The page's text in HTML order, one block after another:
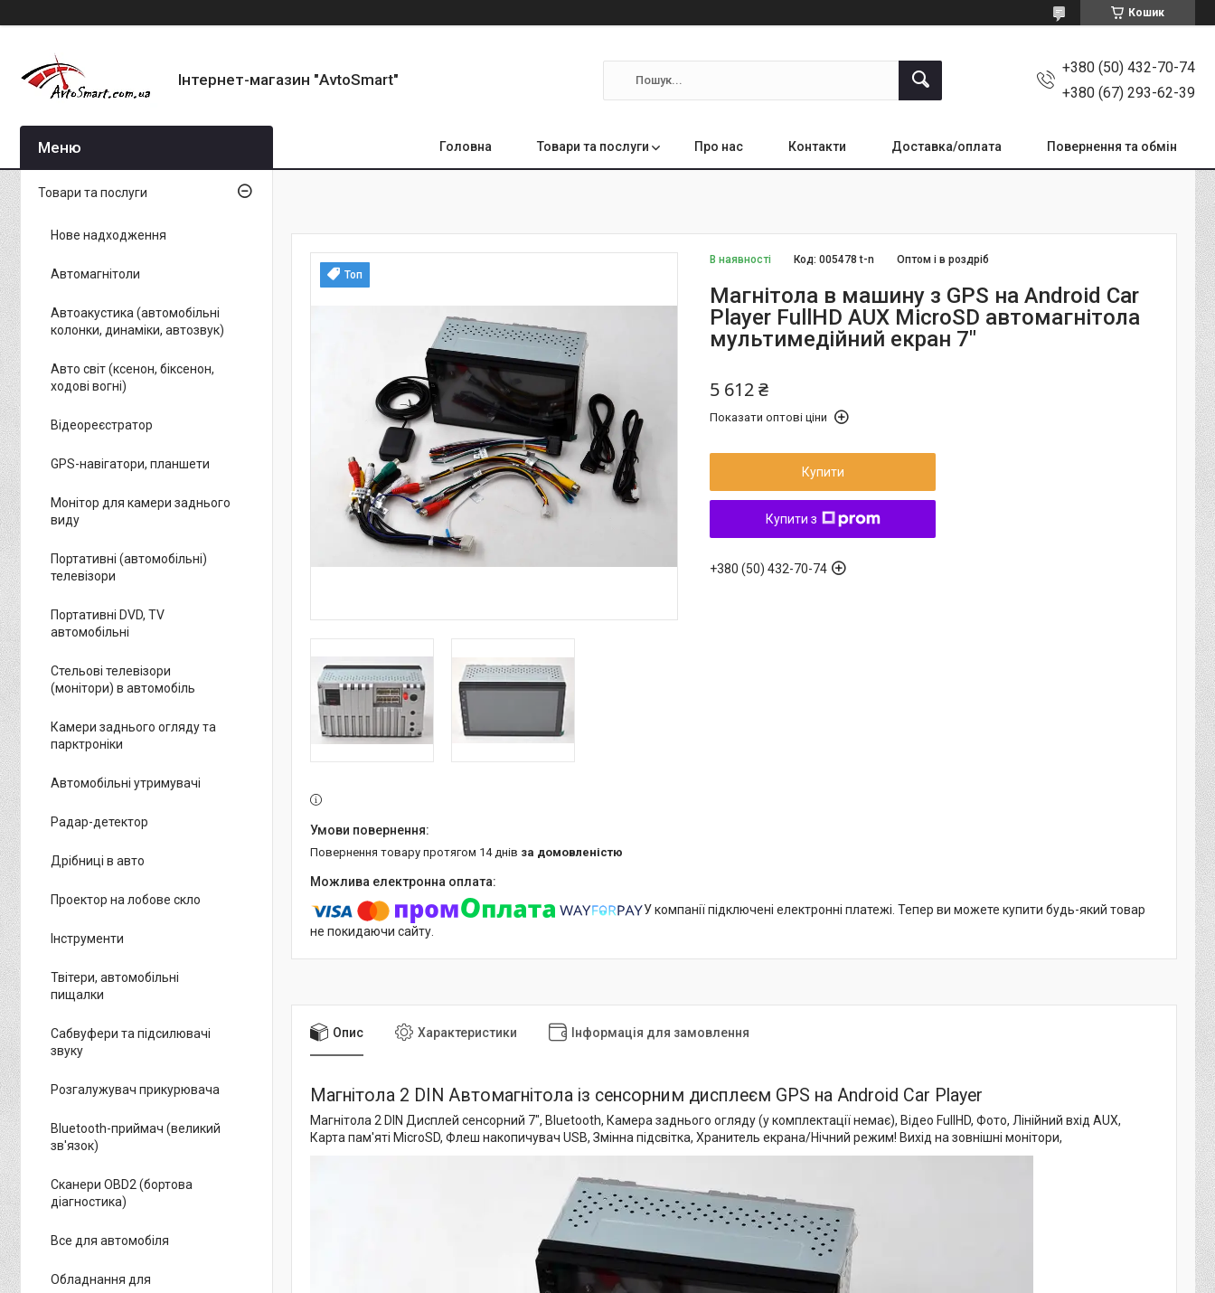
Кошик
Інтернет-магазин "AvtoSmart"
+380 (50) 432-70-74
+380 (67) 293-62-39
Головна Товари та послуги Про нас Контакти Доставка/оплата Повернення та обмін
Топ
В наявності Оптом і в роздріб
Код:005478 t-n
Магнітола в машину з GPS на Android Car
Player FullHD AUX MicroSD автомагнітола
мультимедійний екран 7"
5 612 ₴
Показати оптові ціни
Купити
Купити з
+380 (50) 432-70-74
повернення товару протягом 14 днів за домовленістю
У компанії підключені електронні платежі. Тепер ви можете купити будь-який товар
не покидаючи сайту.
Опис Характеристики Інформація для замовлення
Магнітола 2 DIN Автомагнітола із сенсорним дисплеєм GPS на Android Car Player
Магнітола 2 DIN Дисплей сенсорний 7", Bluetooth, Камера заднього огляду (у комплектації немає), Відео FullHD, Фото, Лінійний вхід AUX,
Карта пам'яті MicroSD, Флеш накопичувач USB, Змінна підсвітка, Хранитель екрана/Нічний режим! Вихід на зовнішні монітори,
Товари та послуги
Нове надходження
Автомагнітоли
Автоакустика (автомобільні
колонки, динаміки, автозвук)
Авто світ (ксенон, біксенон,
ходові вогні)
Відеореєстратор
GPS-навігатори, планшети
Монітор для камери заднього
виду
Портативні (автомобільні)
телевізори
Портативні DVD, TV
автомобільні
Стельові телевізори
(монітори) в автомобіль
Камери заднього огляду та
парктроніки
Автомобільні утримувачі
Радар-детектор
Дрібниці в авто
Проектор на лобове скло
Інструменти
Твітери, автомобільні
пищалки
Сабвуфери та підсилювачі
звуку
Розгалужувач прикурювача
Bluetooth-приймач (великий
зв'язок)
Сканери OBD2 (бортова
діагностика)
Все для автомобіля
Обладнання для